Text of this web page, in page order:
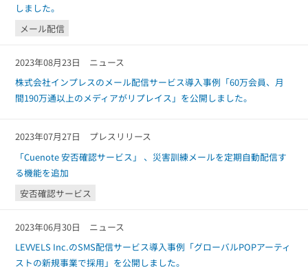
しました。
メール配信
2023年08月23日
ニュース
株式会社インプレスのメール配信サービス導入事例「60万会員、月
間190万通以上のメディアがリプレイス」を公開しました。
2023年07月27日
プレスリリース
「Cuenote 安否確認サービス」 、災害訓練メールを定期自動配信す
る機能を追加
安否確認サービス
2023年06月30日
ニュース
LEVVELS Inc.のSMS配信サービス導入事例「グローバルPOPアーティ
ストの新規事業で採用」を公開しました。